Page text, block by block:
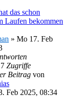
das schon
Laufen bekommen
» Mo 17. Feb
Zugriffe
Beitrag von
Feb 2025, 08:34